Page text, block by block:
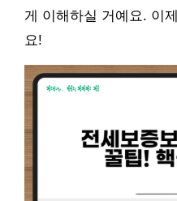
게 이해하실 거예요. 이
요!